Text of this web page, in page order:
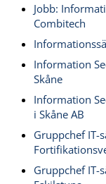
Jobb:
Combitech
Information
Skåne
Information
i Skåne AB
Gruppchef IT-
Gruppchef IT-